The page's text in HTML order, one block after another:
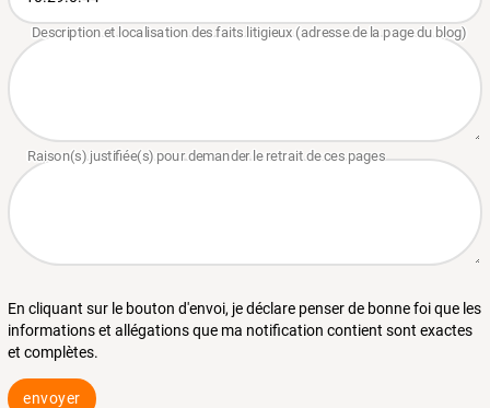
En cliquant sur le bouton d'envoi, je déclare penser de bonne foi que les
informations et allégations que ma notification contient sont exactes
et complètes.
envoyer